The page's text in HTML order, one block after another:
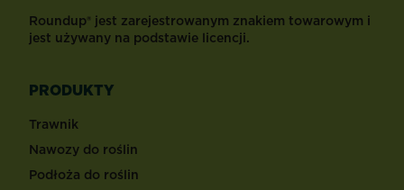
Roundup® jest zarejestrowanym znakiem towarowym i
jest używany na podstawie licencji.
PRODUKTY
Trawnik
Nawozy do roślin
Podłoża do roślin